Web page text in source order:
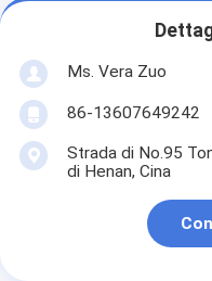
Ms. Vera Zuo
86-13607649242
Strada di No.95
di Henan, Cina